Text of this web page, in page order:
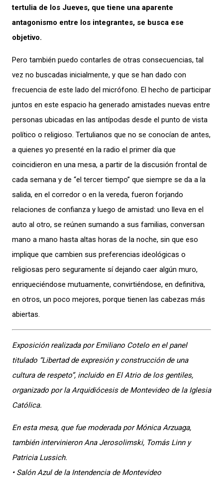
tertulia de los Jueves, que tiene una aparente
antagonismo entre los integrantes, se busca ese
objetivo.
Pero también puedo contarles de otras consecuencias, tal
vez no buscadas inicialmente, y que se han dado con
frecuencia de este lado del micrófono. El hecho de participar
juntos en este espacio ha generado amistades nuevas entre
personas ubicadas en las antípodas desde el punto de vista
político o religioso. Tertulianos que no se conocían de antes,
a quienes yo presenté en la radio el primer día que
coincidieron en una mesa, a partir de la discusión frontal de
cada semana y de “el tercer tiempo” que siempre se da a la
salida, en el corredor o en la vereda, fueron forjando
relaciones de confianza y luego de amistad: uno lleva en el
auto al otro, se reúnen sumando a sus familias, conversan
mano a mano hasta altas horas de la noche, sin que eso
implique que cambien sus preferencias ideológicas o
religiosas pero seguramente sí dejando caer algún muro,
enriqueciéndose mutuamente, convirtiéndose, en definitiva,
en otros, un poco mejores, porque tienen las cabezas más
abiertas.
Exposición realizada por Emiliano Cotelo en el panel
titulado “Libertad de expresión y construcción de una
cultura de respeto”, incluido en El Atrio de los gentiles,
organizado por la Arquidiócesis de Montevideo de la Iglesia
Católica.
En esta mesa, que fue moderada por Mónica Arzuaga,
también intervinieron Ana Jerosolimski, Tomás Linn y
Patricia Lussich.
• Salón Azul de la Intendencia de Montevideo